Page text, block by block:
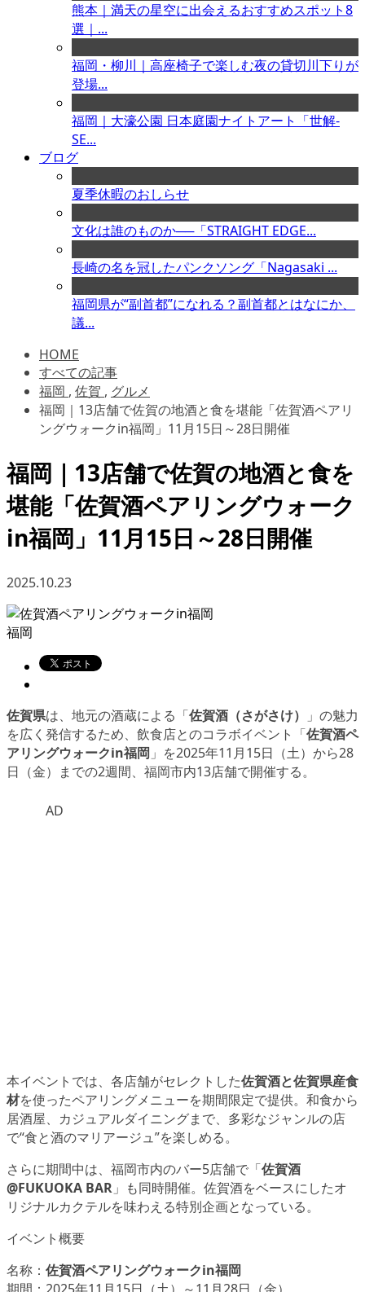
熊本｜満天の星空に出会えるおすすめスポット8
選｜...
福岡・柳川｜高座椅子で楽しむ夜の貸切川下りが
登場...
福岡｜大濠公園 日本庭園ナイトアート「世解-
SE...
ブログ
夏季休暇のおしらせ
文化は誰のものか──「STRAIGHT EDGE...
長崎の名を冠したパンクソング「Nagasaki ...
福岡県が“副首都”になれる？副首都とはなにか、
議...
HOME
すべての記事
福岡 , 佐賀 , グルメ
福岡｜13店舗で佐賀の地酒と食を堪能「佐賀酒ペアリ
ングウォークin福岡」11月15日～28日開催
福岡｜13店舗で佐賀の地酒と食を
堪能「佐賀酒ペアリングウォーク
in福岡」11月15日～28日開催
2025.10.23
福岡
佐賀県は、地元の酒蔵による「佐賀酒（さがさけ）
」の魅力
を広く発信するため、飲食店とのコラボイベント「佐賀酒ペ
アリングウォークin福岡 」を2025年11月15日（土）から28
日（金）までの2週間、福岡市内13店舗で開催する。
AD
本イベントでは、各店舗がセレクトした佐賀酒と佐賀県産食
材を使ったペアリングメニューを期間限定で提供。和食から
居酒屋、カジュアルダイニングまで、多彩なジャンルの店
で“食と酒のマリアージュ”を楽しめる。
さらに期間中は、福岡市内のバー5店舗で「佐賀酒
@FUKUOKA BAR 」も同時開催。佐賀酒をベースにしたオ
リジナルカクテルを味わえる特別企画となっている。
イベント概要
名称： 佐賀酒ペアリングウォークin福岡